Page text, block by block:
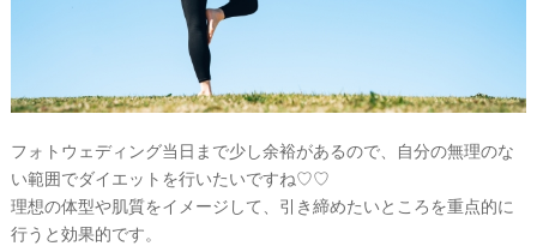
フォトウェディング当日まで少し余裕があるので、自分の無理のな
い範囲でダイエットを行いたいですね♡♡
理想の体型や肌質をイメージして、引き締めたいところを重点的に
行うと効果的です。
結